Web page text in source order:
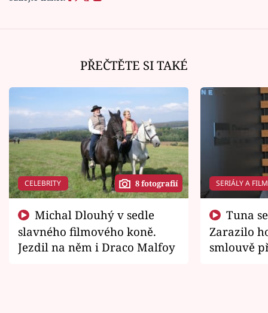
PŘEČTĚTE SI TAKÉ
CELEBRITY 8 fotografií
slavného filmového koně.
Jezdil na něm i Draco Malfoy
SERIÁLY A
Zarazilo
smlouvě